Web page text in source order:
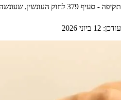
וכיצד מונעים רישום פלילי.
עודכן: 12 ביוני 2026